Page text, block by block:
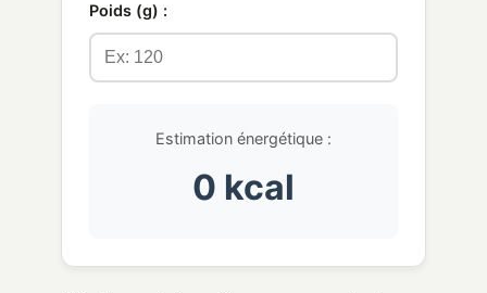
Poids (g) :
Estimation énergétique :
0 kcal